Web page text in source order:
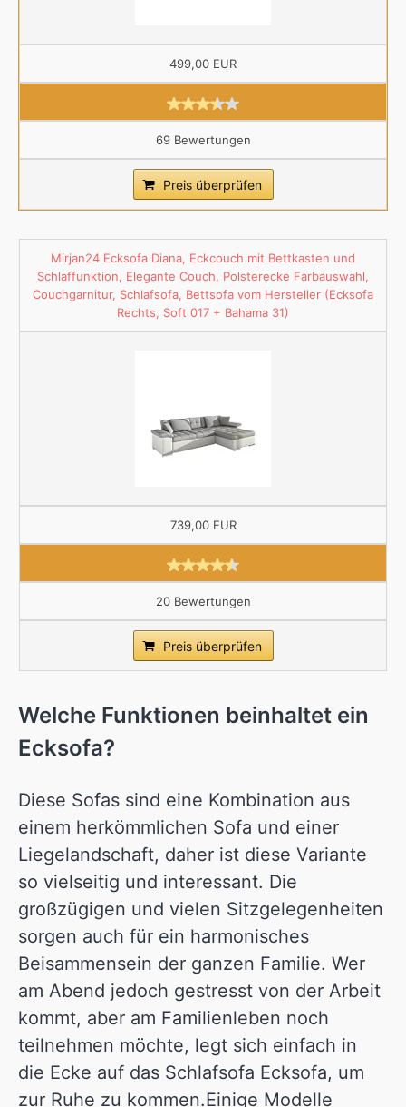
499,00 EUR
69 Bewertungen
Preis überprüfen
Mirjan24 Ecksofa Diana, Eckcouch mit Bettkasten und
Schlaffunktion, Elegante Couch, Polsterecke Farbauswahl,
Couchgarnitur, Schlafsofa, Bettsofa vom Hersteller (Ecksofa
Rechts, Soft 017 + Bahama 31)
739,00 EUR
20 Bewertungen
Preis überprüfen
Welche Funktionen beinhaltet ein
Ecksofa?
Diese Sofas sind eine Kombination aus
einem herkömmlichen Sofa und einer
Liegelandschaft, daher ist diese Variante
so vielseitig und interessant. Die
großzügigen und vielen Sitzgelegenheiten
sorgen auch für ein harmonisches
Beisammensein der ganzen Familie. Wer
am Abend jedoch gestresst von der Arbeit
kommt, aber am Familienleben noch
teilnehmen möchte, legt sich einfach in
die Ecke auf das Schlafsofa Ecksofa, um
zur Ruhe zu kommen.Einige Modelle